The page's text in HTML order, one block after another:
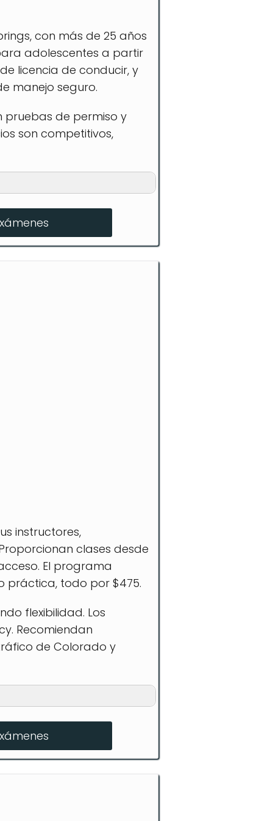
con más de 25 años
adolescentes a partir
licencia de conducir, y
manejo seguro.
pruebas de permiso y
son competitivos,
instructores,
clases desde
El programa
práctica, todo por $475.
flexibilidad. Los
Recomiendan
de Colorado y